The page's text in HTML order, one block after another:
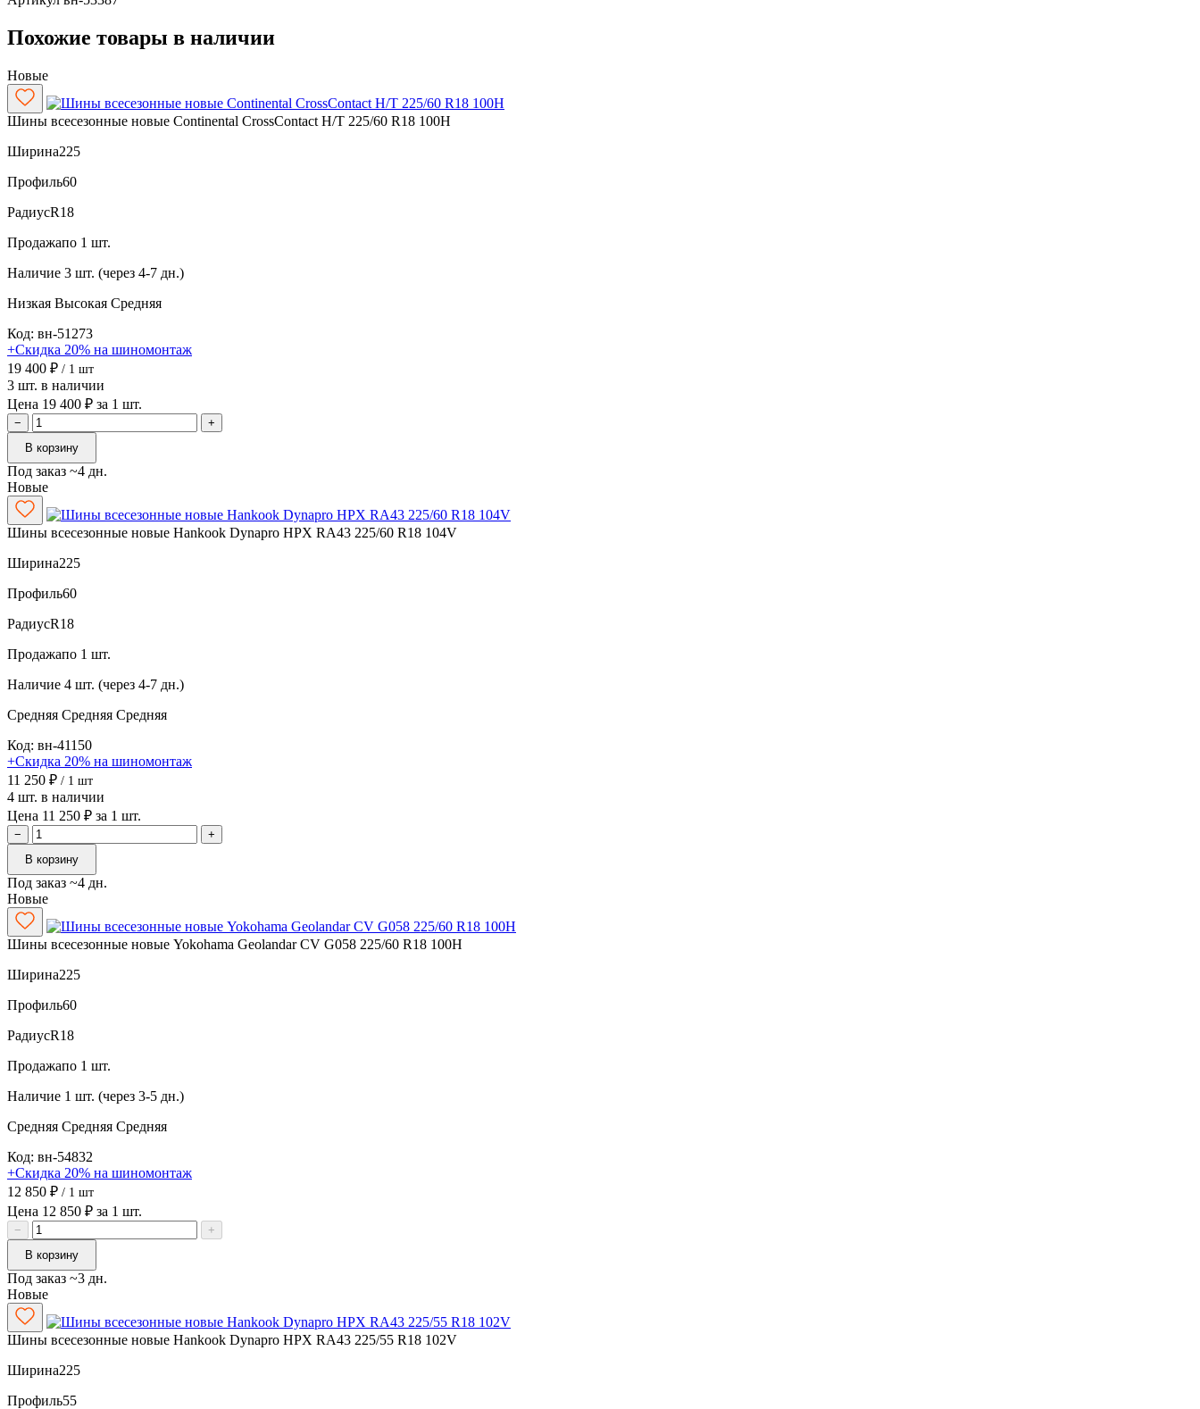
Похожие товары в наличии
Новые
Шины всесезонные новые Continental CrossContact H/T 225/60 R18 100H
Ширина225
Профиль60
РадиусR18
Продажапо 1 шт.
Наличие 3 шт. (через 4-7 дн.)
Низкая Высокая Средняя
Код: вн-51273
+Скидка 20% на шиномонтаж
19 400 ₽ / 1 шт
3 шт. в наличии
Цена 19 400 ₽ за 1 шт.
−
+
В корзину
Под заказ ~4 дн.
Новые
Шины всесезонные новые Hankook Dynapro HPX RA43 225/60 R18 104V
Ширина225
Профиль60
РадиусR18
Продажапо 1 шт.
Наличие 4 шт. (через 4-7 дн.)
Средняя Средняя Средняя
Код: вн-41150
+Скидка 20% на шиномонтаж
11 250 ₽ / 1 шт
4 шт. в наличии
Цена 11 250 ₽ за 1 шт.
−
+
В корзину
Под заказ ~4 дн.
Новые
Шины всесезонные новые Yokohama Geolandar CV G058 225/60 R18 100H
Ширина225
Профиль60
РадиусR18
Продажапо 1 шт.
Наличие 1 шт. (через 3-5 дн.)
Средняя Средняя Средняя
Код: вн-54832
+Скидка 20% на шиномонтаж
12 850 ₽ / 1 шт
Цена 12 850 ₽ за 1 шт.
−
+
В корзину
Под заказ ~3 дн.
Новые
Шины всесезонные новые Hankook Dynapro HPX RA43 225/55 R18 102V
Ширина225
Профиль55